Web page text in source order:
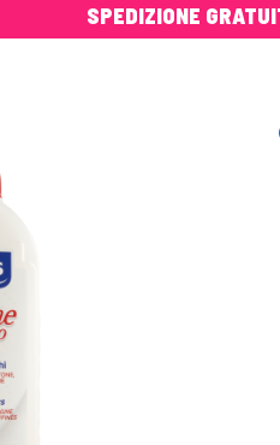
SPEDIZIONE